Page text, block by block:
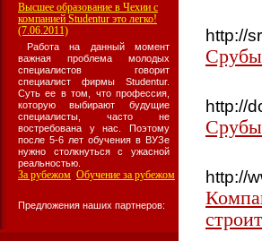
Высшее образование в Чехии с
компанией Studentur это легко!
(7.06.2011)
Работа на данный момент
важная проблема молодых
специалистов говорит
специалист фирмы Studentur.
Суть ее в том, что профессия,
которую выбирают будущие
специалисты, часто не
востребована у нас. Поэтому
после 5-6 лет обучения в ВУЗе
нужно столкнуться с ужасной
реальностью.
За рубежом: Обучение за рубежом
Предложения наших партнеров:
http://
http://
http://